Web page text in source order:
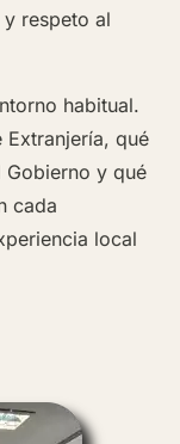
respeto al
habitual.
Extranjería, qué
y qué
cada
local